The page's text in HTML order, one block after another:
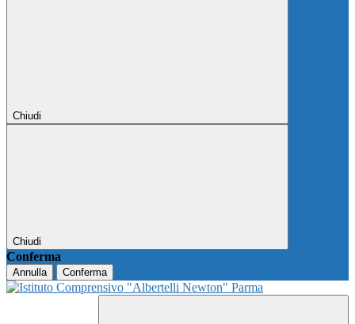
Chiudi
Chiudi
Conferma
Annulla Conferma